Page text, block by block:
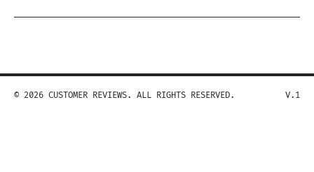
© 2026 CUSTOMER REVIEWS. ALL RIGHTS RESERVED. V.1